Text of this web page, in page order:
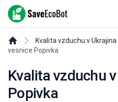
SaveEcoBot
Kvalita vzduchu v Ukrajina
vesnice Popivka
Kvalita vzduchu
Popivka